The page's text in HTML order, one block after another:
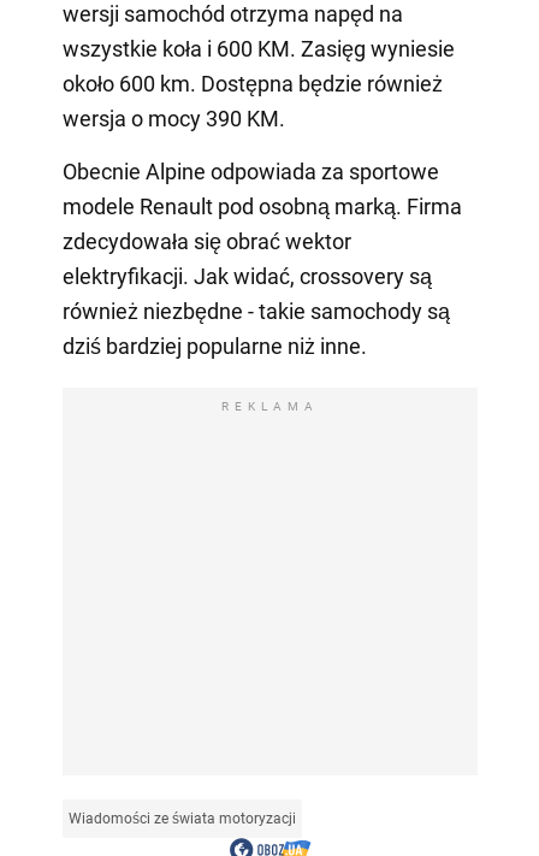
wersji samochód otrzyma napęd na
wszystkie koła i 600 KM. Zasięg wyniesie
około 600 km. Dostępna będzie również
wersja o mocy 390 KM.
Obecnie Alpine odpowiada za sportowe
modele Renault pod osobną marką. Firma
zdecydowała się obrać wektor
elektryfikacji. Jak widać, crossovery są
również niezbędne - takie samochody są
dziś bardziej popularne niż inne.
REKLAMA
Wiadomości ze świata motoryzacji